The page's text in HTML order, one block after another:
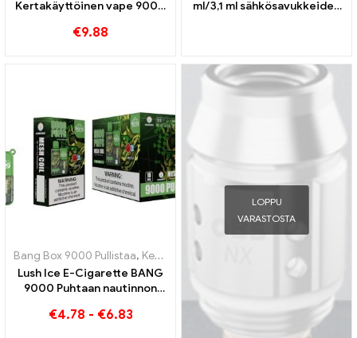
Kertakäyttöinen vape 9000
€9.88
ml/3,1 ml sähkösavukkeiden
Bang Box 9000 Pullistaa, Kertakäyttöiset e-savukkeet Ruotsi
Lush Ice E-Cigarette BANG
9000 Puhtaan nautinnon
€4.78 - €6.83
LOPPU
VARASTOSTA